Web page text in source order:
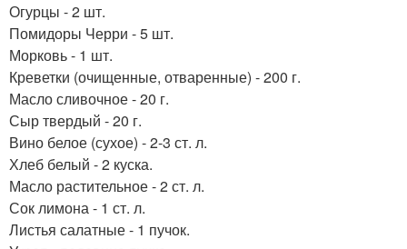
Огурцы - 2 шт.
Помидоры Черри - 5 шт.
Морковь - 1 шт.
Креветки (очищенные, отваренные) - 200 г.
Масло сливочное - 20 г.
Сыр твердый - 20 г.
Вино белое (сухое) - 2-3 ст. л.
Хлеб белый - 2 куска.
Масло растительное - 2 ст. л.
Сок лимона - 1 ст. л.
Листья салатные - 1 пучок.